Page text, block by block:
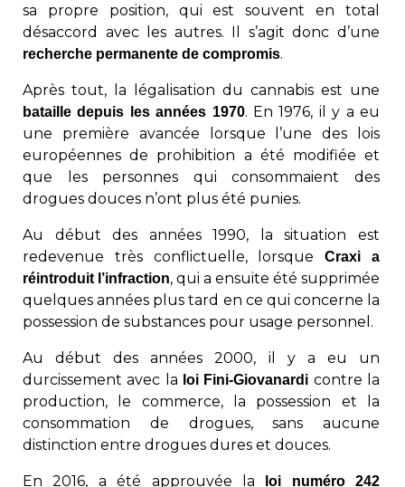
sa propre position, qui est souvent en total
désaccord avec les autres. Il s’agit donc d’une
recherche permanente de compromis.
Après tout, la légalisation du cannabis est une
bataille depuis les années 1970. En 1976, il y a eu
une première avancée lorsque l’une des lois
européennes de prohibition a été modifiée et
que les personnes qui consommaient des
drogues douces n’ont plus été punies.
Au début des années 1990, la situation est
redevenue très conflictuelle, lorsqueCraxi a
réintroduit l’infraction, qui a ensuite été supprimée
quelques années plus tard en ce qui concerne la
possession de substances pour usage personnel.
Au début des années 2000, il y a eu un
durcissement avec la loi Fini-Giovanardi contre la
production, le commerce, la possession et la
consommation de drogues, sans aucune
distinction entre drogues dures et douces.
En 2016, a été approuvée la loi numéro 242